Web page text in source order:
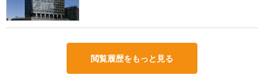
閲覧履歴をもっと見る